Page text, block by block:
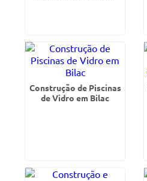
Construção de Piscinas
de Vidro em Bilac